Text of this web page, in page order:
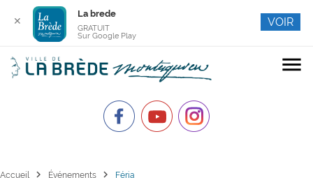
menu
Accueil chevron_right Événements chevron_right Féria
✕
La brede
GRATUIT
Sur Google Play
VOIR